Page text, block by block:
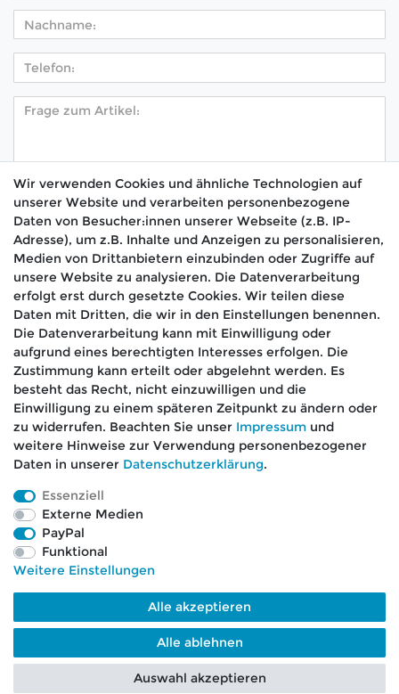
Hiermit bestätige ich, dass ich dieDaten­schutz­
erklärung gelesen habe. *
Absenden
🚚 Schneller Versand
📦 Kostenloser Versand ab 75 €
📞 Kostenlose Beratung per Telefon &
WhatsApp
Impressum
Barrierefreiheitserklärung
VERTRAG WIDERRUFEN Kontakt
Wir verwenden Cookies und ähnliche Technologien auf
unserer Website und verarbeiten personenbezogene
Daten von Besucher:innen unserer Webseite (z.B. IP-
Adresse), um z.B. Inhalte und Anzeigen zu personalisieren,
Medien von Drittanbietern einzubinden oder Zugriffe auf
unsere Website zu analysieren. Die Datenverarbeitung
erfolgt erst durch gesetzte Cookies. Wir teilen diese
Daten mit Dritten, die wir in den Einstellungen benennen.
Die Datenverarbeitung kann mit Einwilligung oder
aufgrund eines berechtigten Interesses erfolgen. Die
Zustimmung kann erteilt oder abgelehnt werden. Es
besteht das Recht, nicht einzuwilligen und die
Einwilligung zu einem späteren Zeitpunkt zu ändern oder
zu widerrufen. Beachten Sie unser Impressum und
weitere Hinweise zur Verwendung personenbezogener
Daten in unserer Daten­schutz­erklärung.
Essenziell
Externe Medien
PayPal
Funktional
Weitere Einstellungen
Alle akzeptieren
Alle ablehnen
Auswahl akzeptieren